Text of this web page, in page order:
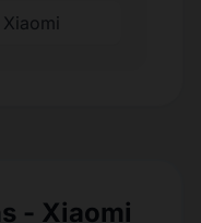
- Xiaomi